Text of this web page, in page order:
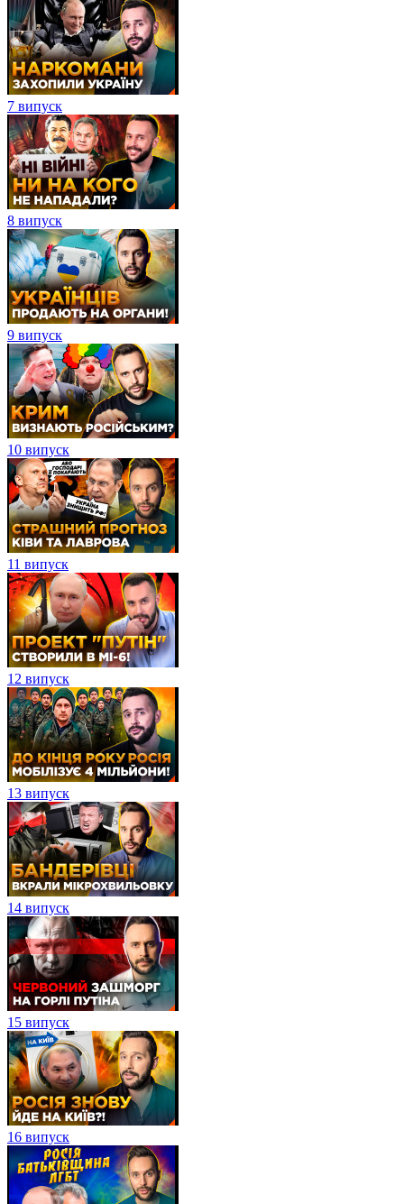
7 випуск
8 випуск
9 випуск
10 випуск
11 випуск
12 випуск
13 випуск
14 випуск
15 випуск
16 випуск